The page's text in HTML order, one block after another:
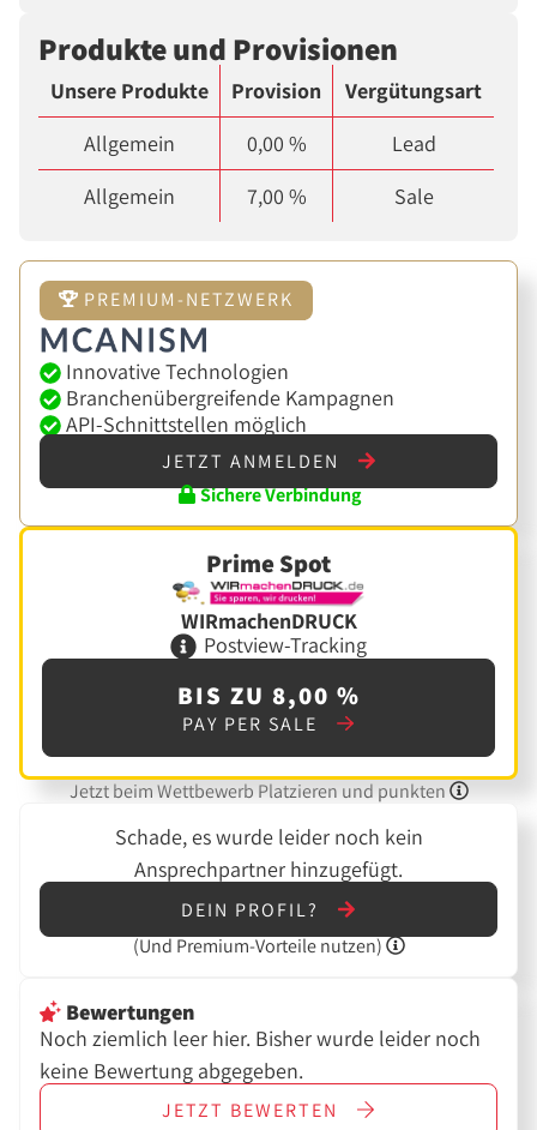
Produkte und Provisionen
Unsere Produkte Provision
Vergütungsart
Allgemein
0,00 %
Lead
Allgemein
7,00 % Sale
PREMIUM-NETZWERK
Innovative Technologien
Branchenübergreifende Kampagnen
API-Schnittstellen möglich
JETZT ANMELDEN
Sichere Verbindung
Prime Spot
WIRmachenDRUCK
Postview-Tracking
BIS ZU 8,00 %
PAY PER SALE
Jetzt beim Wettbewerb Platzieren und punkten
Schade, es wurde leider noch kein
Ansprechpartner hinzugefügt.
DEIN PROFIL?
(Und Premium-Vorteile nutzen)
Bewertungen
Noch ziemlich leer hier. Bisher wurde leider noch
keine Bewertung abgegeben.
JETZT BEWERTEN